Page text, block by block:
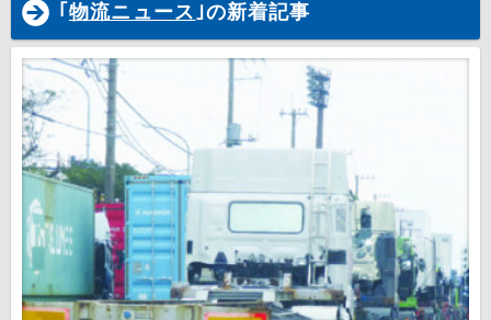
｢ 物流ニュース｣の新着記事